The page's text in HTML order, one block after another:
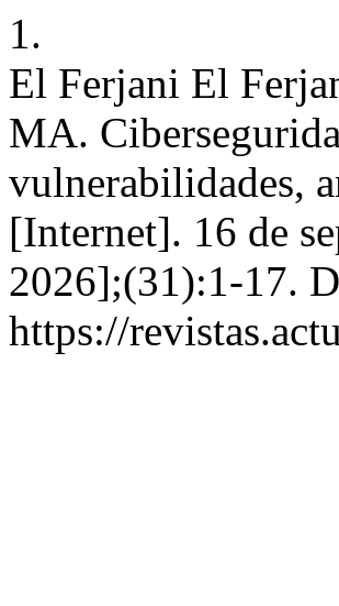
1.
El Ferjani El
MA.
vulnerabilidades,
[Internet]. 16 de
2026];(31):1-17.
https://